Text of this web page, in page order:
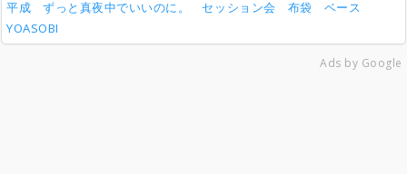
平成
ずっと真夜中でいいのに。 セッション会 布袋
ベース
YOASOBI
Ads by Google